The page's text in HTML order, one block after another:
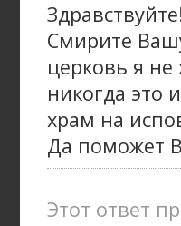
Смирите
церковь я
никогда это
храм на
Да поможет
Этот ответ